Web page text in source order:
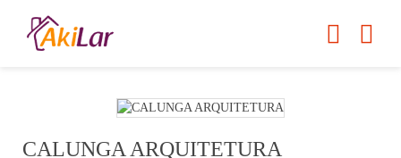
CALUNGA ARQUITETURA